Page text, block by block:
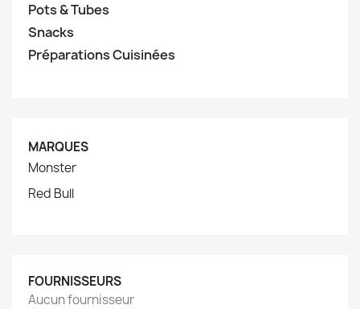
Pots & Tubes
Snacks
Préparations Cuisinées
MARQUES
Monster
Red Bull
FOURNISSEURS
Aucun fournisseur